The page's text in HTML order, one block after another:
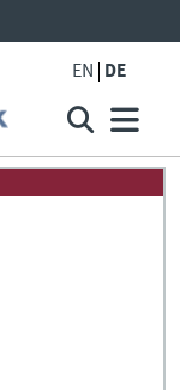
EN DE